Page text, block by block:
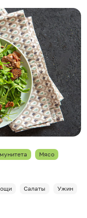
Мясо
Салаты
Ужин